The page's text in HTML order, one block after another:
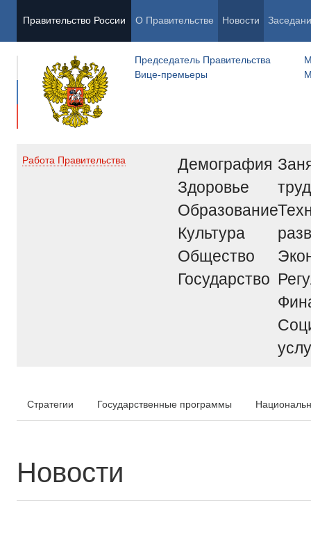
Правительство России О Правительстве Новости
Председатель Правительства
Вице-премьеры
Работа Правительства
Демография
Здоровье
Образование
Культура
Общество
Государство
труд
Стратегии Государственные программы
Новости